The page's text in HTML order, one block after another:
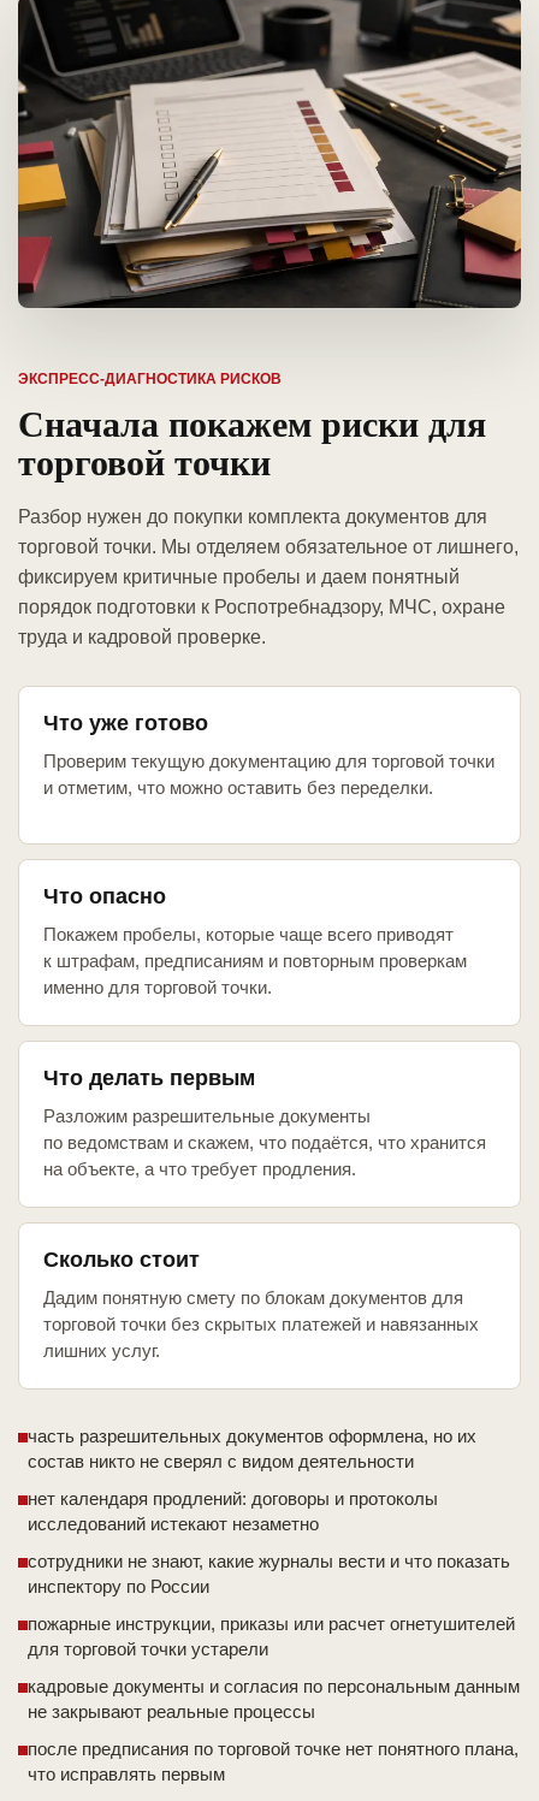
ЭКСПРЕСС-ДИАГНОСТИКА РИСКОВ
Сначала покажем риски для
торговой точки
Разбор нужен до покупки комплекта документов для
торговой точки. Мы отделяем обязательное от лишнего,
фиксируем критичные пробелы и даем понятный
порядок подготовки к Роспотребнадзору, МЧС, охране
труда и кадровой проверке.
Что уже готово
Проверим текущую документацию для торговой точки
и отметим, что можно оставить без переделки.
Что опасно
Покажем пробелы, которые чаще всего приводят
к штрафам, предписаниям и повторным проверкам
именно для торговой точки.
Что делать первым
Разложим разрешительные документы
по ведомствам и скажем, что подаётся, что хранится
на объекте, а что требует продления.
Сколько стоит
Дадим понятную смету по блокам документов для
торговой точки без скрытых платежей и навязанных
лишних услуг.
часть разрешительных документов оформлена, но их
состав никто не сверял с видом деятельности
нет календаря продлений: договоры и протоколы
исследований истекают незаметно
сотрудники не знают, какие журналы вести и что показать
инспектору по России
пожарные инструкции, приказы или расчет огнетушителей
для торговой точки устарели
кадровые документы и согласия по персональным данным
не закрывают реальные процессы
после предписания по торговой точке нет понятного плана,
что исправлять первым